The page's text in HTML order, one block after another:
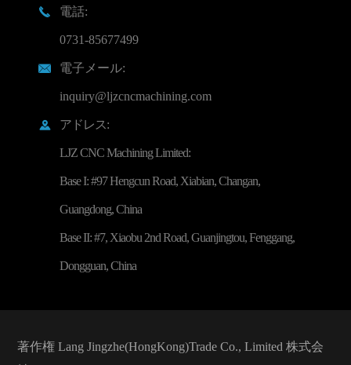

電話:
0731-85677499

電子メール:
inquiry@ljzcncmachining.com

アドレス:
LJZ CNC Machining Limited:
Base I: #97 Hengcun Road, Xiabian, Changan,
Guangdong, China
Base II: #7, Xiaobu 2nd Road, Guanjingtou, Fenggang,
Dongguan, China
著作権 Lang Jingzhe(HongKong)Trade Co., Limited株式会